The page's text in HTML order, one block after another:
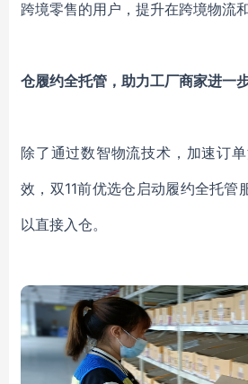
跨境零售的用户，提升在跨境物流
仓履约全托管，助力工厂商家进一
除了通过数智物流技术，加速订
效，双11前优选仓启动履约全托管
以直接入仓。